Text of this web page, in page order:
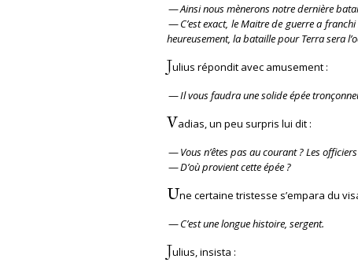
—Ainsi nous mènerons notre dernière
—C’est exact, le Maitre de guerre a
heureusement, la bataille pour Terra sera
Julius répondit avec amusement :
—Il vous faudra une solide épée
Vadias, un peu surpris lui dit :
—Vous n’êtes pas au courant ? Les
—D’où provient cette épée ?
Une certaine tristesse s’empara du
—C’est une longue histoire, sergent.
Julius, insista :